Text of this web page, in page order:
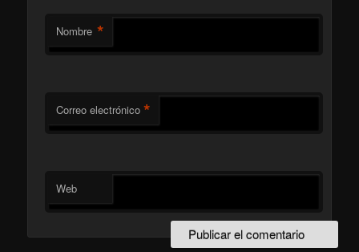
Nombre *
Correo electrónico *
Web